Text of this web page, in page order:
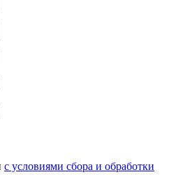
c условиями сбора и обработки